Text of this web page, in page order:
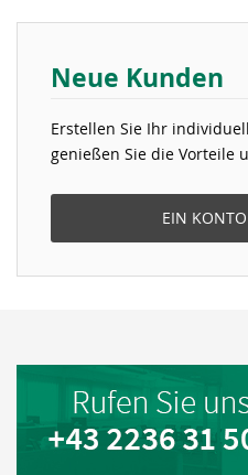
Neue Kunden
Erstellen Sie Ihr
genießen Sie die Vorteile
EIN